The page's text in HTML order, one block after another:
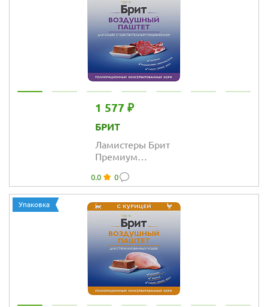
кроликом
1 577 ₽
БРИТ
Ламистеры Брит
Премиум
паштет для
кошек с
чувствительным
пищеварением с
ягнёнком
0.0 0
Упаковка